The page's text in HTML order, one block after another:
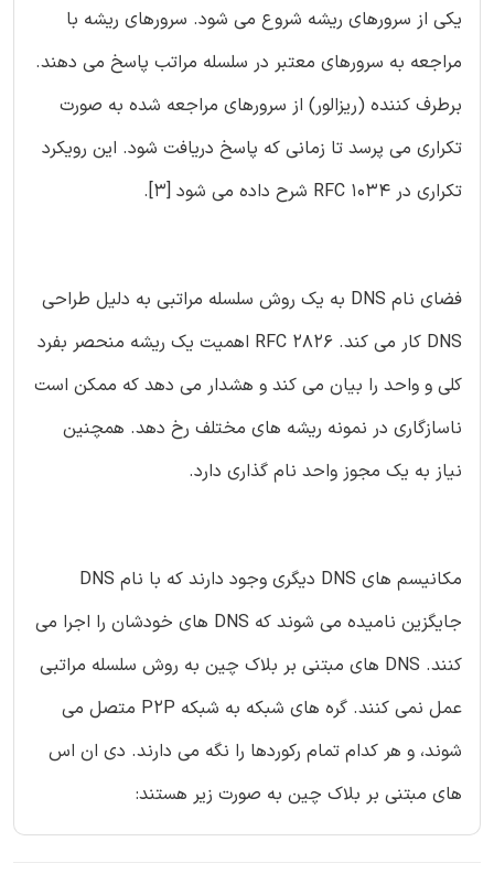
یکی از سرورهای ریشه شروع می شود. سرورهای ریشه با
مراجعه به سرورهای معتبر در سلسله مراتب پاسخ می دهند.
برطرف کننده (ریزالور) از سرورهای مراجعه شده به صورت
تکراری می پرسد تا زمانی که پاسخ دریافت شود. این رویکرد
تکراری در RFC 1034 شرح داده می شود [3].
فضای نام DNS به یک روش سلسله مراتبی به دلیل طراحی
DNS کار می کند. RFC 2826 اهمیت یک ریشه منحصر بفرد
کلی و واحد را بیان می کند و هشدار می دهد که ممکن است
ناسازگاری در نمونه ریشه های مختلف رخ دهد. همچنین
نیاز به یک مجوز واحد نام گذاری دارد.
مکانیسم های DNS دیگری وجود دارند که با نام DNS
جایگزین نامیده می شوند که DNS های خودشان را اجرا می
کنند. DNS های مبتنی بر بلاک چین به روش سلسله مراتبی
عمل نمی کنند. گره های شبکه به شبکه P2P متصل می
شوند، و هر کدام تمام رکوردها را نگه می دارند. دی ان اس
های مبتنی بر بلاک چین به صورت زیر هستند: